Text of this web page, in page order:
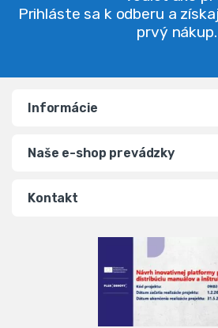
Prihláste sa k odberu a
prvý nákup.
Informácie
Naše e-shop prevádzky
Kontakt